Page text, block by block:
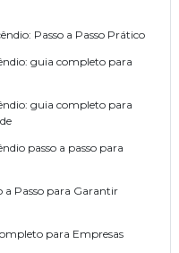
Passo a Passo Prático
guia completo para
guia completo para
passo a passo para
a Passo para Garantir
para Empresas